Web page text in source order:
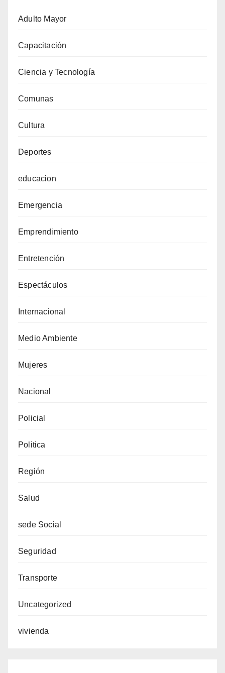
Adulto Mayor
Capacitación
Ciencia y Tecnología
Comunas
Cultura
Deportes
educacion
Emergencia
Emprendimiento
Entretención
Espectáculos
Internacional
Medio Ambiente
Mujeres
Nacional
Policial
Politica
Región
Salud
sede Social
Seguridad
Transporte
Uncategorized
vivienda